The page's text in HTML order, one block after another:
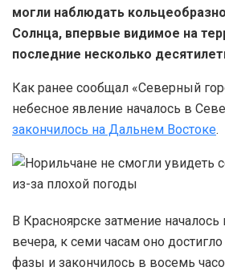
могли наблюдать
Солнца, впервые видимое на
последние несколько
Как ранее сообщал «Северный
небесное явление началось в
закончилось на Дальнем Востоке.
В Красноярске затмение
вечера, к семи часам оно
фазы и закончилось в восемь